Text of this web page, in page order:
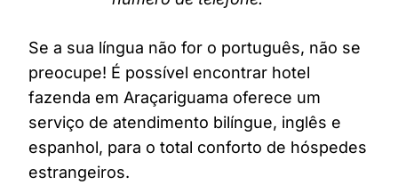
Se a sua língua não for o português, não se
preocupe! É possível encontrar hotel
fazenda em Araçariguama oferece um
serviço de atendimento bilíngue, inglês e
espanhol, para o total conforto de hóspedes
estrangeiros.